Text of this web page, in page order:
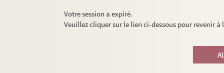
Votre session a expiré.
Veuillez cliquer sur le lien ci-dessous pour revenir